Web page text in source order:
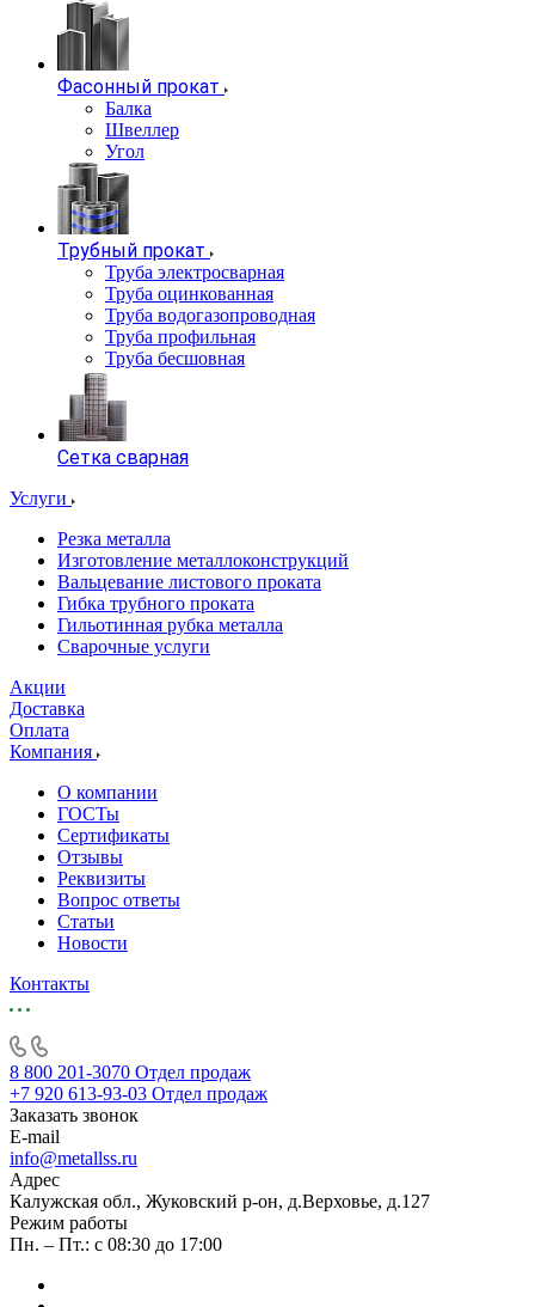
Фасонный прокат
Балка
Швеллер
Угол
Трубный прокат
Труба электросварная
Труба оцинкованная
Труба водогазопроводная
Труба профильная
Труба бесшовная
Сетка сварная
Услуги
Резка металла
Изготовление металлоконструкций
Вальцевание листового проката
Гибка трубного проката
Гильотинная рубка металла
Сварочные услуги
Акции
Доставка
Оплата
Компания
О компании
ГОСТы
Сертификаты
Отзывы
Реквизиты
Вопрос ответы
Статьи
Новости
Контакты
8 800 201-3070 Отдел продаж
+7 920 613-93-03 Отдел продаж
Заказать звонок
E-mail
info@metallss.ru
Адрес
Калужская обл., Жуковский р-он, д.Верховье, д.127
Режим работы
Пн. – Пт.: с 08:30 до 17:00